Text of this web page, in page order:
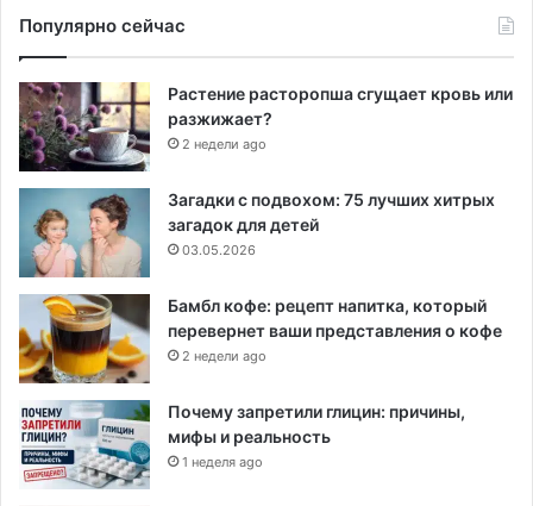
Популярно сейчас
Растение расторопша сгущает кровь или
разжижает?
2 недели ago
Загадки с подвохом: 75 лучших хитрых
загадок для детей
03.05.2026
Бамбл кофе: рецепт напитка, который
перевернет ваши представления о кофе
2 недели ago
Почему запретили глицин: причины,
мифы и реальность
1 неделя ago